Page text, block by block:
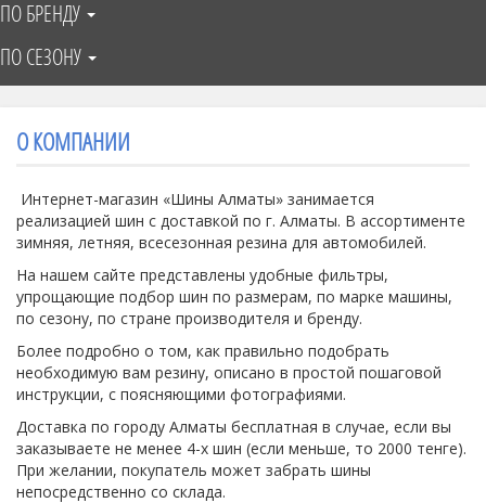
ПО БРЕНДУ
ПО СЕЗОНУ
О КОМПАНИИ
Интернет-магазин «Шины Алматы» занимается
реализацией шин с доставкой по г. Алматы. В ассортименте
зимняя, летняя, всесезонная резина для автомобилей.
На нашем сайте представлены удобные фильтры,
упрощающие подбор шин по размерам, по марке машины,
по сезону, по стране производителя и бренду.
Более подробно о том, как правильно подобрать
необходимую вам резину, описано в простой пошаговой
инструкции, с поясняющими фотографиями.
Доставка по городу Алматы бесплатная в случае, если вы
заказываете не менее 4-х шин (если меньше, то 2000 тенге).
При желании, покупатель может забрать шины
непосредственно со склада.